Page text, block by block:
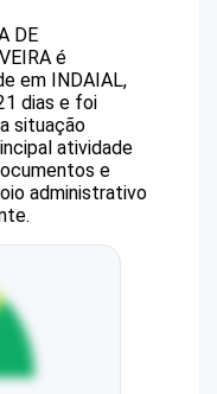
DE
é
em INDAIAL,
dias e foi
situação
atividade
e
administrativo